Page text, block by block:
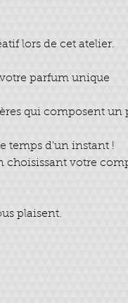
lors de cet atelier.
parfum unique
qui composent un
temps d'un instant !
choisissant votre
plaisent.